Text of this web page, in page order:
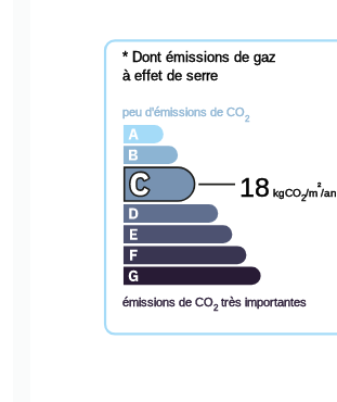
* Dont émissions de gaz
à effet de serre
peu d'émissions de CO2
émissions de CO2 très importantes
18 kgCO2/m²/an